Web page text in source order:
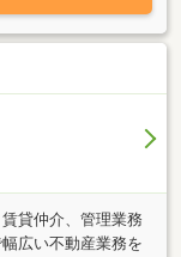
貸仲介、管理業務
広い不動産業務を